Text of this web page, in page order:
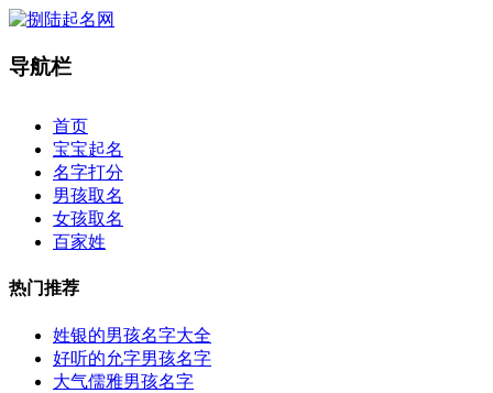
导航栏
首页
宝宝起名
名字打分
男孩取名
女孩取名
百家姓
热门推荐
姓银的男孩名字大全
好听的允字男孩名字
大气儒雅男孩名字